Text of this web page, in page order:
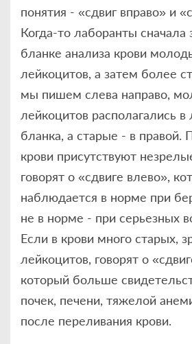
понятия - «сдвиг вправо» и
Когда-то лаборанты сначала
бланке анализа крови
лейкоцитов, а затем более
мы пишем слева направо,
лейкоцитов располагались в
бланка, а старые - в правой.
крови присутствуют
говорят о «сдвиге влево»,
наблюдается в норме при
не в норме - при серьезных
Если в крови много старых,
лейкоцитов, говорят о
который больше
почек, печени, тяжелой
после переливания крови.